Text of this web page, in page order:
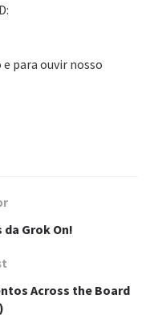
para ouvir nosso
Grok On!
Across the Board